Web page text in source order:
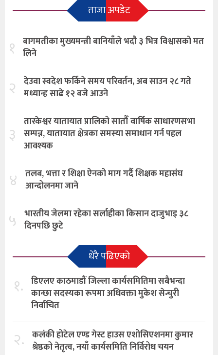
ताजा अपडेट
१ बागमतीका मुख्यमन्त्री बानियाँले भदौ ३ भित्र विश्वासको मत
लिने
२ देउवा स्वदेश फर्किने समय परिवर्तन, अब साउन २८ गते
मध्यान्ह साढे १२ बजे आउने
३
तारकेश्वर यातायात प्रालिको सातौँ वार्षिक साधारणसभा
सम्पन्न, यातायात क्षेत्रका समस्या समाधान गर्न पहल
आवश्यक
४ तलब, भत्ता र शिक्षा ऐनको माग गर्दै शिक्षक महासंघ
आन्दोलनमा जाने
५ भारतीय जेलमा रहेका सर्लाहीका किसान दाजुभाइ ३८
दिनपछि छुटे
धेरै पढिएको
१. डिएलए काठमाडौं जिल्ला कार्यसमितिमा सबैभन्दा
कान्छा सदस्यका रूपमा अधिवक्ता मुकेश सेन्चुरी
निर्वाचित
२. कलंकी होटेल एण्ड गेस्ट हाउस एशोसिएशनमा कुमार
श्रेष्ठको नेतृत्व, नयाँ कार्यसमिति निर्विरोध चयन